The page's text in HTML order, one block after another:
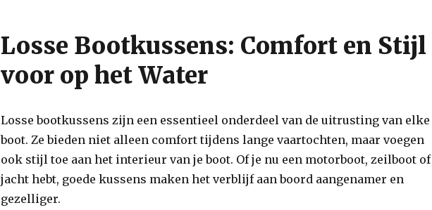
Losse Bootkussens: Comfort en Stijl
voor op het Water
Losse bootkussens zijn een essentieel onderdeel van de uitrusting van elke
boot. Ze bieden niet alleen comfort tijdens lange vaartochten, maar voegen
ook stijl toe aan het interieur van je boot. Of je nu een motorboot, zeilboot of
jacht hebt, goede kussens maken het verblijf aan boord aangenamer en
gezelliger.